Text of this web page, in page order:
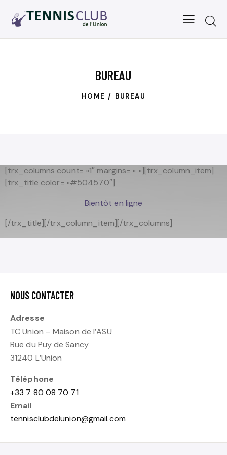
BUREAU
HOME BUREAU
[trx_columns count= »1″ margins= » »][trx_column_item]
[trx_title color= »#504570″]
Bientôt en ligne
[/trx_title][/trx_column_item][/trx_columns]
NOUS CONTACTER
Adresse
TC Union – Maison de l’ASU
Rue du Puy de Sancy
31240 L’Union
Téléphone
+33 7 80 08 70 71
Email
tennisclubdelunion@gmail.com